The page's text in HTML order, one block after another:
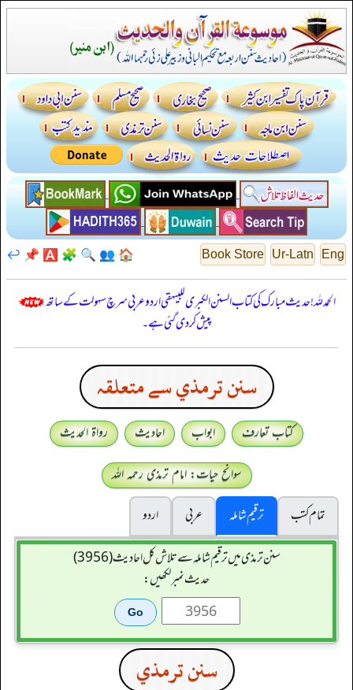
Eng
Ur-Latn
Book Store
🏠
👥
🔍
🧩
🅰️
📌
↩️
الحمدللہ! حدیث مبارک کی کتاب السنن الكبرى للبيهقي اردو عربی سرچ سہولت کے ساتھ
پیش کر دی گئی ہے۔
سنن ترمذي سے متعلقہ
کتاب تعارف ابواب احادیث
رواۃ الحدیث
سوانح حیات: امام ترمذی رحمہ اللہ
تمام کتب
ترقیم شاملہ عربی
اردو
سنن ترمذی میں ترقیم شاملہ سے تلاش کل احادیث (3956)
حدیث نمبر لکھیں:
سنن ترمذي